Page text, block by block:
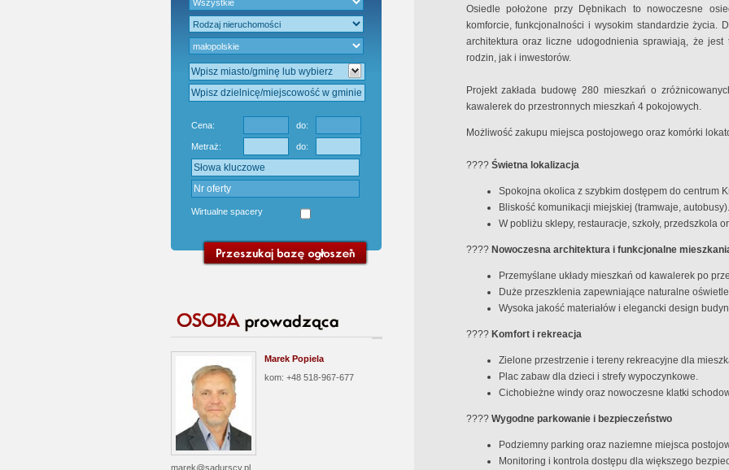
Cena: do:
Metraż: do:
Wirtualne spacery
Marek Popiela
kom: +48 518-967-677
marek@sadurscy.pl
Osiedle położone przy Dębnikach to nowoczesne
komforcie, funkcjonalności i wysokim standardzie życia.
architektura oraz liczne udogodnienia sprawiają, że
rodzin, jak i inwestorów.
Projekt zakłada budowę 280 mieszkań o
kawalerek do przestronnych mieszkań 4 pokojowych.
Możliwość zakupu miejsca postojowego oraz komórki
???? Świetna lokalizacja
Spokojna okolica z szybkim dostępem do centrum
Bliskość komunikacji miejskiej (tramwaje, autobusy).
W pobliżu sklepy, restauracje, szkoły, przedszkola
???? Nowoczesna architektura i funkcjonalne
Przemyślane układy mieszkań od kawalerek po
Duże przeszklenia zapewniające naturalne
Wysoka jakość materiałów i elegancki design
???? Komfort i rekreacja
Zielone przestrzenie i tereny rekreacyjne dla
Plac zabaw dla dzieci i strefy wypoczynkowe.
Cichobieżne windy oraz nowoczesne klatki
???? Wygodne parkowanie i bezpieczeństwo
Podziemny parking oraz naziemne miejsca
Monitoring i kontrola dostępu dla większego